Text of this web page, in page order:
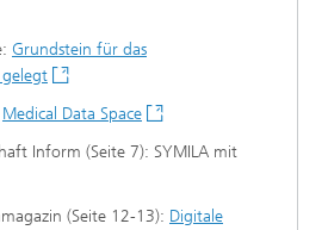
Grundstein für das
Medical Data Space
Inform (Seite 7): SYMILA mit
(Seite 12-13): Digitale